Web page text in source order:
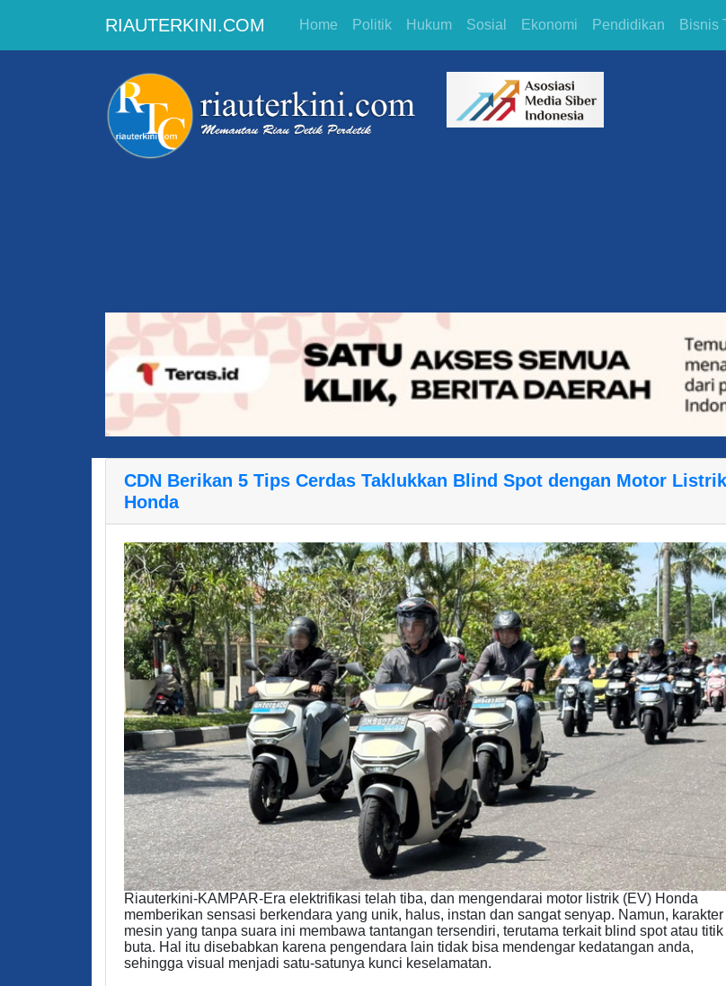
RIAUTERKINI.COM Home Politik Hukum Sosial Ekonomi Pendidikan Bisnis
CDN Berikan 5 Tips Cerdas Taklukkan Blind Spot dengan Motor Listrik
Honda
Riauterkini-KAMPAR-Era elektrifikasi telah tiba, dan mengendarai motor listrik (EV) Honda
memberikan sensasi berkendara yang unik, halus, instan dan sangat senyap. Namun, karakter
mesin yang tanpa suara ini membawa tantangan tersendiri, terutama terkait blind spot atau titik
buta. Hal itu disebabkan karena pengendara lain tidak bisa mendengar kedatangan anda,
sehingga visual menjadi satu-satunya kunci keselamatan.